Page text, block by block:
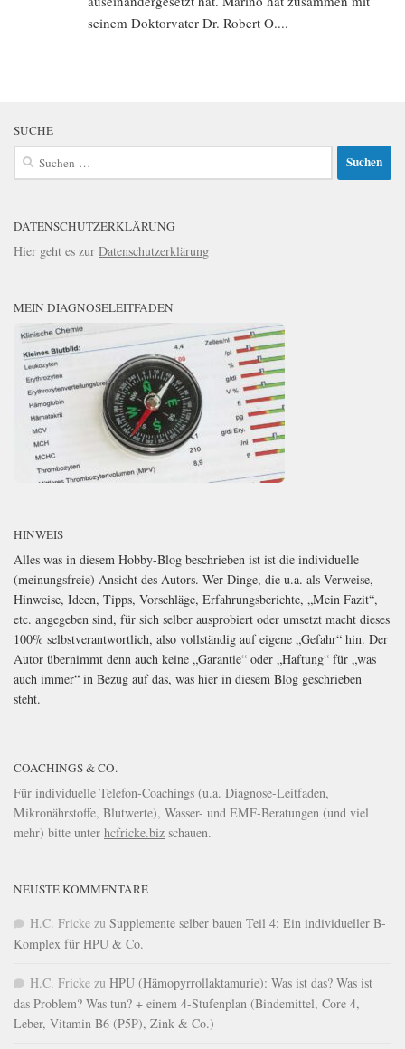
seinem Doktorvater Dr. Robert O....
SUCHE
Suchen
nach:
DATENSCHUTZERKLÄRUNG
Hier geht es zur Datenschutzerklärung
MEIN DIAGNOSELEITFADEN
HINWEIS
Alles was in diesem Hobby-Blog beschrieben ist ist die individuelle
(meinungsfreie) Ansicht des Autors. Wer Dinge, die u.a. als Verweise,
Hinweise, Ideen, Tipps, Vorschläge, Erfahrungsberichte, „Mein Fazit“,
etc. angegeben sind, für sich selber ausprobiert oder umsetzt macht dieses
100% selbstverantwortlich, also vollständig auf eigene „Gefahr“ hin. Der
Autor übernimmt denn auch keine „Garantie“ oder „Haftung“ für „was
auch immer“ in Bezug auf das, was hier in diesem Blog geschrieben
steht.
COACHINGS & CO.
Für individuelle Telefon-Coachings (u.a. Diagnose-Leitfaden,
Mikronährstoffe, Blutwerte), Wasser- und EMF-Beratungen (und viel
mehr) bitte unter hcfricke.biz schauen.
NEUSTE KOMMENTARE
H.C. Fricke zu Supplemente selber bauen Teil 4: Ein individueller B-
Komplex für HPU & Co.
H.C. Fricke zu HPU (Hämopyrrollaktamurie): Was ist das? Was ist
das Problem? Was tun? + einem 4-Stufenplan (Bindemittel, Core 4,
Leber, Vitamin B6 (P5P), Zink & Co.)